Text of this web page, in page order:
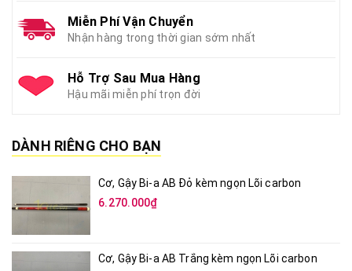
Miễn Phí Vận Chuyển
Nhận hàng trong thời gian sớm nhất
Hỗ Trợ Sau Mua Hàng
Hậu mãi miễn phí trọn đời
DÀNH RIÊNG CHO BẠN
Cơ, Gậy Bi-a AB Đỏ kèm ngọn Lõi carbon
6.270.000₫
Cơ, Gậy Bi-a AB Trắng kèm ngọn Lõi carbon